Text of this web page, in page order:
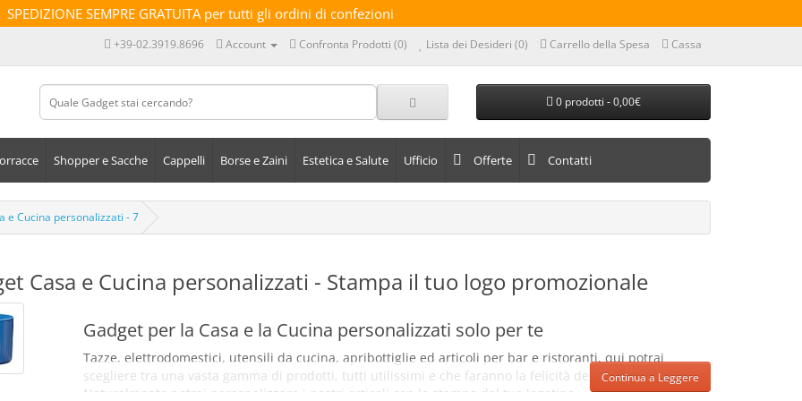
SPEDIZIONE SEMPRE GRATUITA per tutti gli ordini di confezioni
+39-02.3919.8696 Account Confronta Prodotti (0) Lista dei Desideri (0) Carrello della Spesa Cassa
0 prodotti - 0,00€
Shopper e Sacche Cappelli Borse e Zaini Estetica e Salute Ufficio Offerte Contatti
e Cucina personalizzati - 7
Casa e Cucina personalizzati - Stampa il tuo logo promozionale
Gadget per la Casa e la Cucina personalizzati solo per te
Tazze, elettrodomestici, utensili da cucina, apribottiglie ed articoli per bar e ristoranti, qui potrai
scegliere tra una vasta gamma di prodotti, tutti utilissimi e che faranno la felicità dei tuoi clienti.
Naturalmente potrai personalizzare i nostri articoli con la stampa del tuo logotipo.
Continua a Leggere